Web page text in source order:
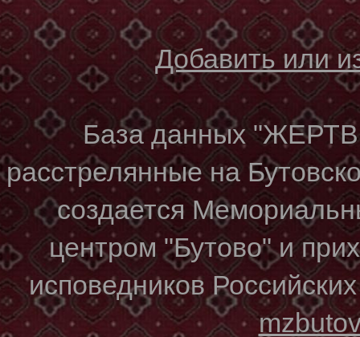
Добавить или
База данных
расстрелянные на
создается
центром "Бутово" и
исповедников